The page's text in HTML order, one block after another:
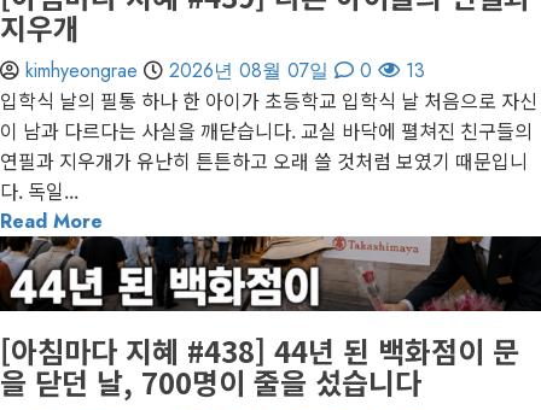
지우개
kimhyeongrae 2026년 08월 07일 0 13
입학식 날의 필통 하나 한 아이가 초등학교 입학식 날 처음으로 자신
이 남과 다르다는 사실을 깨닫습니다. 교실 바닥에 펼쳐진 친구들의
연필과 지우개가 유난히 튼튼하고 오래 쓸 것처럼 보였기 때문입니
다. 독일...
Read More
게재된 글
아침마다 지혜
[아침마다 지혜 #438] 44년 된 백화점이 문
을 닫던 날, 700명이 줄을 섰습니다